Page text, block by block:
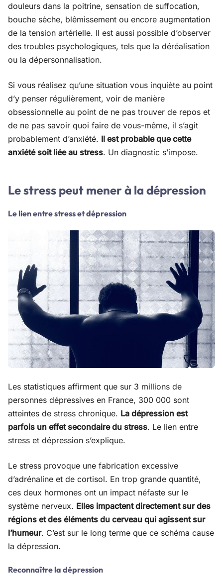
douleurs dans la poitrine, sensation de suffocation,
bouche sèche, blêmissement ou encore augmentation
de la tension artérielle. Il est aussi possible d’observer
des troubles psychologiques, tels que la déréalisation
ou la dépersonnalisation.
Si vous réalisez qu’une situation vous inquiète au point
d’y penser régulièrement, voir de manière
obsessionnelle au point de ne pas trouver de repos et
de ne pas savoir quoi faire de vous-même, il s’agit
probablement d’anxiété. Il est probable que cette
anxiété soit liée au stress. Un diagnostic s’impose.
Le stress peut mener à la dépression
Le lien entre stress et dépression
Les statistiques affirment que sur 3 millions de
personnes dépressives en France, 300 000 sont
atteintes de stress chronique. La dépression est
parfois un effet secondaire du stress. Le lien entre
stress et dépression s’explique.
Le stress provoque une fabrication excessive
d’adrénaline et de cortisol. En trop grande quantité,
ces deux hormones ont un impact néfaste sur le
système nerveux. Elles impactent directement sur des
régions et des éléments du cerveau qui agissent sur
l’humeur. C’est sur le long terme que ce schéma cause
la dépression.
Reconnaître la dépression